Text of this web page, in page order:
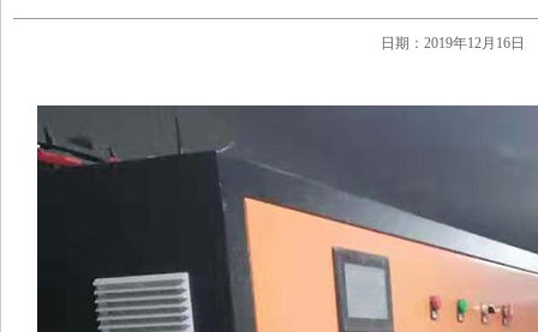
日期：2019年12月